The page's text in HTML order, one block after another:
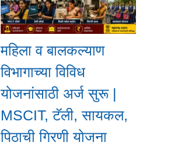
महिला व बालकल्याण
विभागाच्या विविध
योजनांसाठी अर्ज सुरू |
MSCIT, टॅली, सायकल,
पिठाची गिरणी योजना